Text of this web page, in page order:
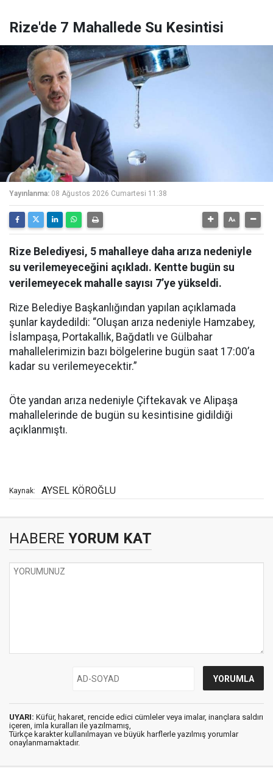
Rize'de 7 Mahallede Su Kesintisi
Yayınlanma: 08 Ağustos 2026 Cumartesi 11:38
Rize Belediyesi, 5 mahalleye daha arıza nedeniyle
su verilemeyeceğini açıkladı. Kentte bugün su
verilemeyecek mahalle sayısı 7’ye yükseldi.
Rize Belediye Başkanlığından yapılan açıklamada
şunlar kaydedildi: “Oluşan arıza nedeniyle Hamzabey,
İslampaşa, Portakallık, Bağdatlı ve Gülbahar
mahallelerimizin bazı bölgelerine bugün saat 17:00’a
kadar su verilemeyecektir.”
Öte yandan arıza nedeniyle Çiftekavak ve Alipaşa
mahallelerinde de bugün su kesintisine gidildiği
açıklanmıştı.
Kaynak: AYSEL KÖROĞLU
HABERE YORUM KAT
UYARI: Küfür, hakaret, rencide edici cümleler veya imalar, inançlara saldırı
içeren, imla kuralları ile yazılmamış,
Türkçe karakter kullanılmayan ve büyük harflerle yazılmış yorumlar
onaylanmamaktadır.